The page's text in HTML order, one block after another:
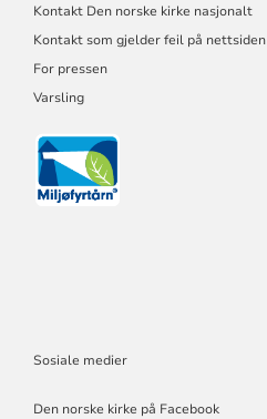
Kontakt Den norske kirke nasjonalt
Kontakt som gjelder feil på nettsiden
For pressen
Varsling
Sosiale medier
Den norske kirke på Facebook